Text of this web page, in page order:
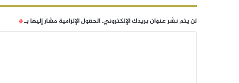
لن يتم نشر عنوان بريدك الإلكتروني.الحقول الإلزامية مشار إليها بـ*